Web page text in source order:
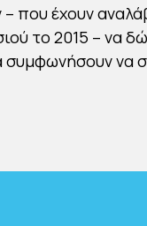
που έχουν
το 2015 – να
συμφωνήσουν να